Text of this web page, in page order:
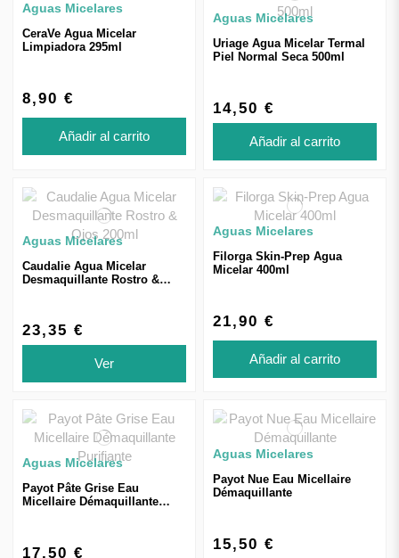
Aguas Micelares
CeraVe Agua Micelar
Limpiadora 295ml
8,90 €
Añadir al carrito
Aguas Micelares
Uriage Agua Micelar Termal
Piel Normal Seca 500ml
14,50 €
Añadir al carrito
Aguas Micelares
Caudalie Agua Micelar
Desmaquillante Rostro &
23,35 €
Ver
Aguas Micelares
Filorga Skin-Prep Agua
Micelar 400ml
21,90 €
Añadir al carrito
Aguas Micelares
Payot Pâte Grise Eau
Micellaire Démaquillante
17,50 €
Aguas Micelares
Payot Nue Eau Micellaire
Démaquillante
15,50 €